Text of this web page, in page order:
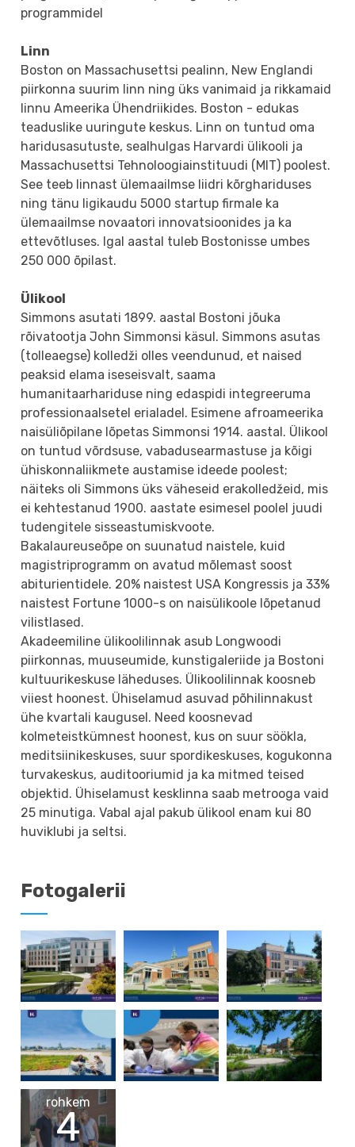
programmidel
Linn
Boston on Massachusettsi pealinn, New Englandi
piirkonna suurim linn ning üks vanimaid ja rikkamaid
linnu Ameerika Ühendriikides. Boston - edukas
teaduslike uuringute keskus. Linn on tuntud oma
haridusasutuste, sealhulgas Harvardi ülikooli ja
Massachusettsi Tehnoloogiainstituudi (MIT) poolest.
See teeb linnast ülemaailmse liidri kõrghariduses
ning tänu ligikaudu 5000 startup firmale ka
ülemaailmse novaatori innovatsioonides ja ka
ettevõtluses. Igal aastal tuleb Bostonisse umbes
250 000 õpilast.
Ülikool
Simmons asutati 1899. aastal Bostoni jõuka
rõivatootja John Simmonsi käsul. Simmons asutas
(tolleaegse) ​​kolledži olles veendunud, et naised
peaksid elama iseseisvalt, saama
humanitaarhariduse ning edaspidi integreeruma
professionaalsetel erialadel. Esimene afroameerika
naisüliõpilane lõpetas Simmonsi 1914. aastal. Ülikool
on tuntud võrdsuse, vabadusearmastuse ja kõigi
ühiskonnaliikmete austamise ideede poolest;
näiteks oli Simmons üks väheseid erakolledžeid, mis
ei kehtestanud 1900. aastate esimesel poolel juudi
tudengitele sisseastumiskvoote.
Bakalaureuseõpe on suunatud naistele, kuid
magistriprogramm on avatud mõlemast soost
abiturientidele. 20% naistest USA Kongressis ja 33%
naistest Fortune 1000-s on naisülikoole lõpetanud
vilistlased.
Akadeemiline ülikoolilinnak asub Longwoodi
piirkonnas, muuseumide, kunstigaleriide ja Bostoni
kultuurikeskuse läheduses. Ülikoolilinnak koosneb
viiest hoonest. Ühiselamud asuvad põhilinnakust
ühe kvartali kaugusel. Need koosnevad
kolmeteistkümnest hoonest, kus on suur söökla,
meditsiinikeskuses, suur spordikeskuses, kogukonna
turvakeskus, auditooriumid ja ka mitmed teised
objektid. Ühiselamust kesklinna saab metrooga vaid
25 minutiga. Vabal ajal pakub ülikool enam kui 80
huviklubi ja seltsi.
Fotogalerii
rohkem
4